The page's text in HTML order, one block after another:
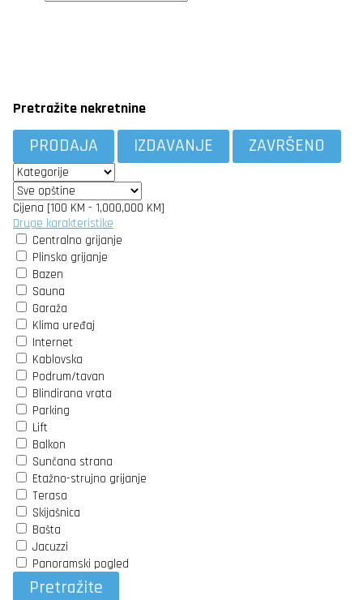
Pretražite nekretnine
PRODAJA IZDAVANJE ZAVRŠENO
Cijena [100 KM - 1,000,000 KM]
Druge karakteristike
Centralno grijanje
Plinsko grijanje
Bazen
Sauna
Garaža
Klima uređaj
Internet
Kablovska
Podrum/tavan
Blindirana vrata
Parking
Lift
Balkon
Sunčana strana
Etažno-strujno grijanje
Terasa
Skijašnica
Bašta
Jacuzzi
Panoramski pogled
Pretražite